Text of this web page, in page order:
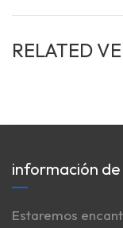
RELATED
información
Estaremos